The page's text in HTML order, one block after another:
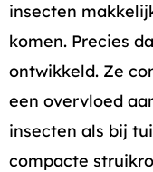
insecten
komen. Precies
ontwikkeld. Ze
een overvloed
insecten als bij
compacte